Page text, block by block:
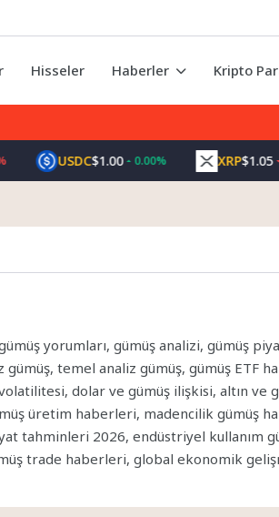
Hisseler Haberler Kripto
USDC$1.00 0.00% XRP $1.05 -
yorumları, gümüş analizi, gümüş
temel analiz gümüş, gümüş ETF
dolar ve gümüş ilişkisi, altın
üretim haberleri, madencilik gümüş
tahminleri 2026, endüstriyel
trade haberleri, global ekonomik